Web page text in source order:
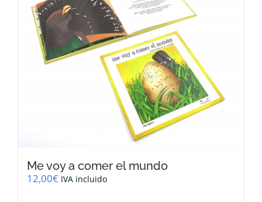
Me voy a comer el mundo
12,00€ IVA incluido